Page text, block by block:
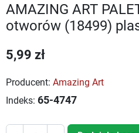
AMAZING ART
otworów (18499)
5,99 zł
Producent: Amazing Art
Indeks: 65-4747